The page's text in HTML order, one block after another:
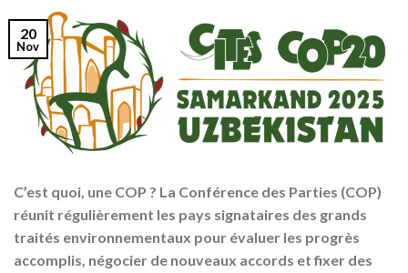
20
Nov
C’est quoi, une COP ? La Conférence des Parties (COP)
réunit régulièrement les pays signataires des grands
traités environnementaux pour évaluer les progrès
accomplis, négocier de nouveaux accords et fixer des